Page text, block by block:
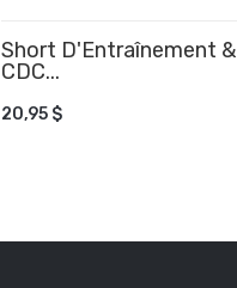
Short D'Entraînement &
CDC...
20,95 $